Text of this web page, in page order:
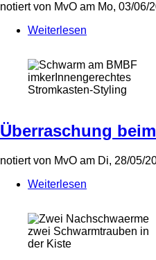
notiert von MvO am Mo, 03/06/
Weiterlesen
11:
Stromkasten-
Styling
imkerInnengerechtes
Stromkasten-Styling
Überraschung
notiert von MvO am Di, 28/05/
Weiterlesen
zwei Schwarmtrauben in
der Kiste